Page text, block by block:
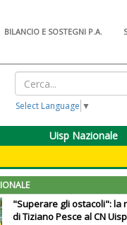
BILANCIO E SOSTEGNI P.A.
Select Language ▼
Uisp Nazionale
"Superare gli ostacoli": la
di Tiziano Pesce al CN Uisp